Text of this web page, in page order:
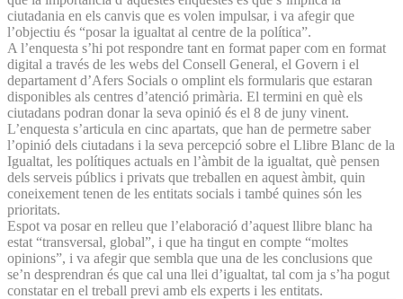
ciutadania en els canvis que es volen impulsar, i va afegir que
l’objectiu és “posar la igualtat al centre de la política”.
A l’enquesta s’hi pot respondre tant en format paper com en format
digital a través de les webs del Consell General, el Govern i el
departament d’Afers Socials o omplint els formularis que estaran
disponibles als centres d’atenció primària. El termini en què els
ciutadans podran donar la seva opinió és el 8 de juny vinent.
L’enquesta s’articula en cinc apartats, que han de permetre saber
l’opinió dels ciutadans i la seva percepció sobre el Llibre Blanc de la
Igualtat, les polítiques actuals en l’àmbit de la igualtat, què pensen
dels serveis públics i privats que treballen en aquest àmbit, quin
coneixement tenen de les entitats socials i també quines són les
prioritats.
Espot va posar en relleu que l’elaboració d’aquest llibre blanc ha
estat “transversal, global”, i que ha tingut en compte “moltes
opinions”, i va afegir que sembla que una de les conclusions que
se’n desprendran és que cal una llei d’igualtat, tal com ja s’ha pogut
constatar en el treball previ amb els experts i les entitats.